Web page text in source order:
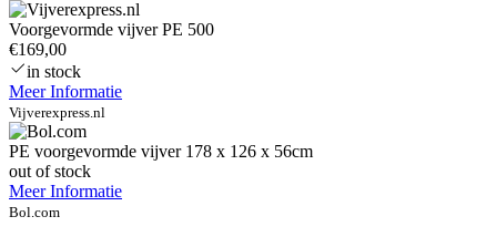
Voorgevormde vijver PE 500
€169,00
in stock
Meer Informatie
Vijverexpress.nl
PE voorgevormde vijver 178 x 126 x 56cm
out of stock
Meer Informatie
Bol.com